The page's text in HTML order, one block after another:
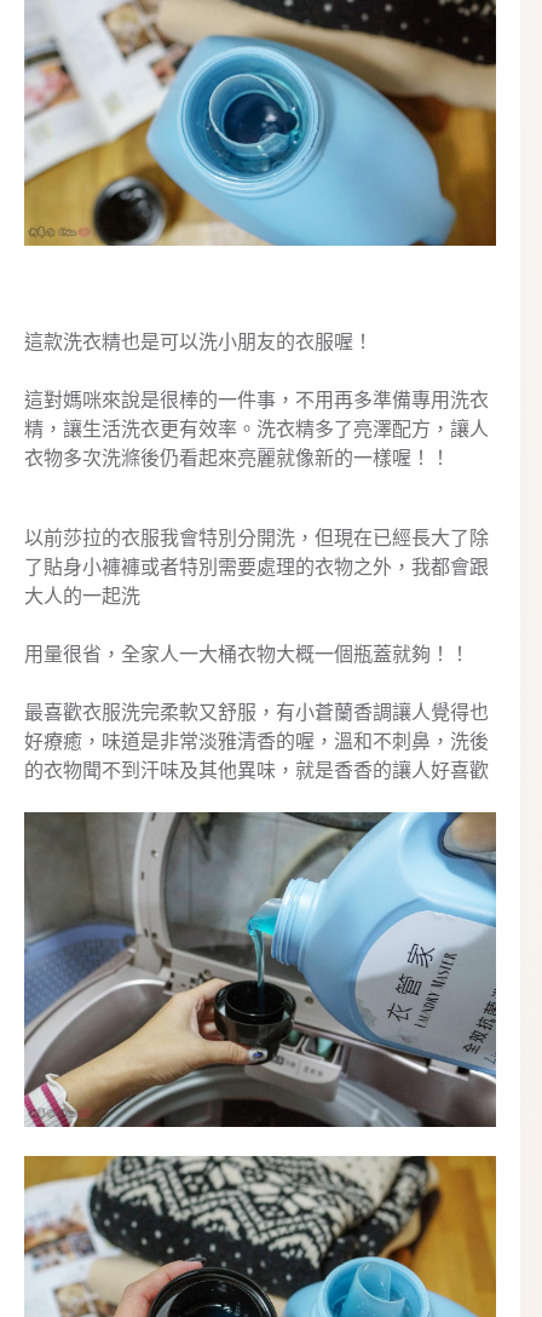
這款洗衣精也是可以洗小朋友的衣服喔！
這對媽咪來說是很棒的一件事，不用再多準備專用洗衣
精，讓生活洗衣更有效率。洗衣精多了亮澤配方，讓人
衣物多次洗滌後仍看起來亮麗就像新的一樣喔！！
以前莎拉的衣服我會特別分開洗，但現在已經長大了除
了貼身小褲褲或者特別需要處理的衣物之外，我都會跟
大人的一起洗
用量很省，全家人一大桶衣物大概一個瓶蓋就夠！！
最喜歡衣服洗完柔軟又舒服，有小蒼蘭香調讓人覺得也
好療癒，味道是非常淡雅清香的喔，溫和不刺鼻，洗後
的衣物聞不到汗味及其他異味，就是香香的讓人好喜歡